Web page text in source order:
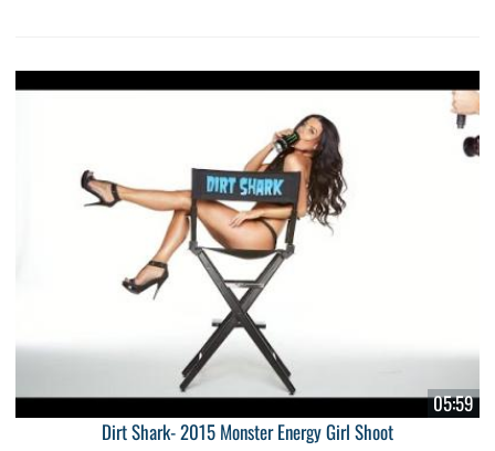
05:59
Dirt Shark- 2015 Monster Energy Girl Shoot